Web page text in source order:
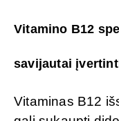
Vitamino B12
savijautai
Vitaminas B12